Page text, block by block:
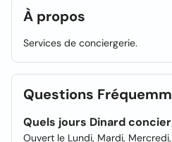
À propos
Services de conciergerie.
Questions
Quels jours Dinard
Ouvert le Lundi, Mardi,